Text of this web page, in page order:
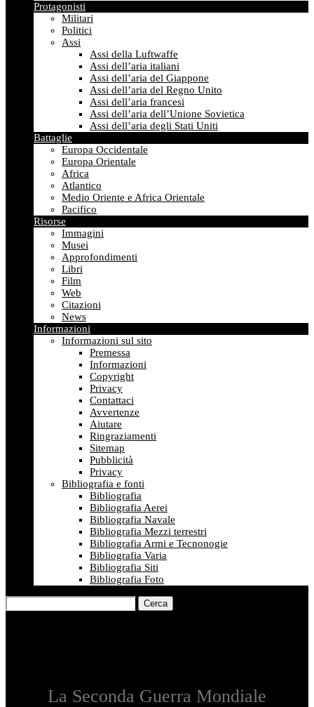
Protagonisti
Militari
Politici
Assi
Assi della Luftwaffe
Assi dell’aria italiani
Assi dell’aria del Giappone
Assi dell’aria del Regno Unito
Assi dell’aria francesi
Assi dell’aria dell’Unione Sovietica
Assi dell’aria degli Stati Uniti
Battaglie
Europa Occidentale
Europa Orientale
Africa
Atlantico
Medio Oriente e Africa Orientale
Pacifico
Risorse
Immagini
Musei
Approfondimenti
Libri
Film
Web
Citazioni
News
Informazioni
Informazioni sul sito
Premessa
Informazioni
Copyright
Privacy
Contattaci
Avvertenze
Aiutare
Ringraziamenti
Sitemap
Pubblicità
Privacy
Bibliografia e fonti
Bibliografia
Bibliografia Aerei
Bibliografia Navale
Bibliografia Mezzi terrestri
Bibliografia Armi e Tecnonogie
Bibliografia Varia
Bibliografia Siti
Bibliografia Foto
Cerca
La Seconda Guerra Mondiale